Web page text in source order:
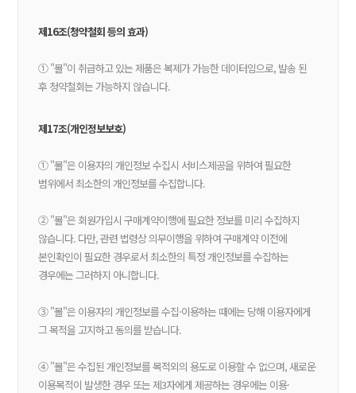
제16조(청약철회 등의 효과)
① "몰"이 취급하고 있는 제품은 복제가 가능한 데이터임으로, 발송 된
후 청약철회는 가능하지 않습니다.
제17조(개인정보보호)
① "몰"은 이용자의 개인정보 수집시 서비스제공을 위하여 필요한
범위에서 최소한의 개인정보를 수집합니다.
② "몰"은 회원가입시 구매계약이행에 필요한 정보를 미리 수집하지
않습니다. 다만, 관련 법령상 의무이행을 위하여 구매계약 이전에
본인확인이 필요한 경우로서 최소한의 특정 개인정보를 수집하는
경우에는 그러하지 아니합니다.
③ "몰"은 이용자의 개인정보를 수집·이용하는 때에는 당해 이용자에게
그 목적을 고지하고 동의를 받습니다.
④ "몰"은 수집된 개인정보를 목적외의 용도로 이용할 수 없으며, 새로운
이용목적이 발생한 경우 또는 제3자에게 제공하는 경우에는 이용·